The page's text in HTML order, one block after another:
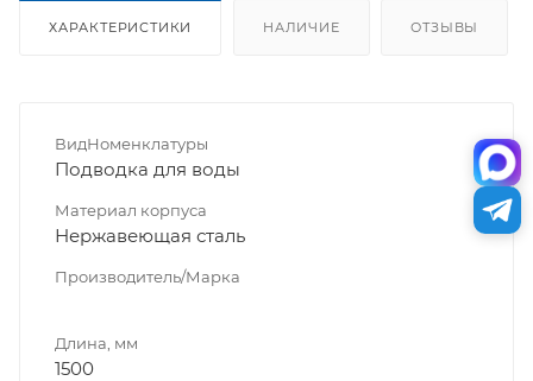
ХАРАКТЕРИСТИКИ НАЛИЧИЕ ОТЗЫВЫ
ВидНоменклатуры
Подводка для воды
Материал корпуса
Нержавеющая сталь
Производитель/Марка
Длина, мм
1500